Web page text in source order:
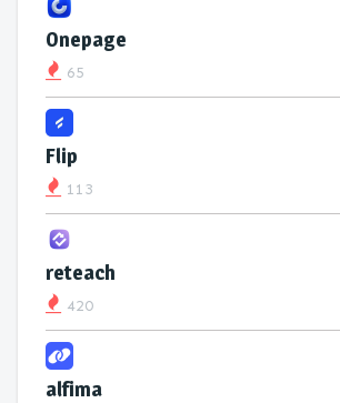
Onepage
65
Flip
113
reteach
420
alfima